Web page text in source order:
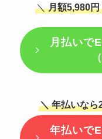
＼月額5,980
月払いで
＼ 年払いなら
年払いで